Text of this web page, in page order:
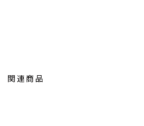
関連商品